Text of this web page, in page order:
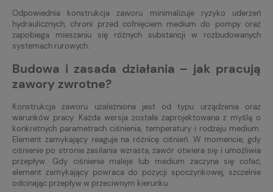
Odpowiednia konstrukcja zaworu minimalizuje ryzyko uderzeń
hydraulicznych, chroni przed cofnięciem medium do pompy oraz
zapobiega mieszaniu się różnych substancji w rozbudowanych
systemach rurowych.
Budowa i zasada działania – jak pracują
zawory zwrotne?
Konstrukcja zaworu uzależniona jest od typu urządzenia oraz
warunków pracy. Każda wersja została zaprojektowana z myślą o
konkretnych parametrach ciśnienia, temperatury i rodzaju medium.
Element zamykający reaguje na różnicę ciśnień. W momencie, gdy
ciśnienie po stronie zasilania wzrasta, zawór otwiera się i umożliwia
przepływ. Gdy ciśnienie maleje lub medium zaczyna się cofać,
element zamykający powraca do pozycji spoczynkowej, szczelnie
odcinając przepływ w przeciwnym kierunku.